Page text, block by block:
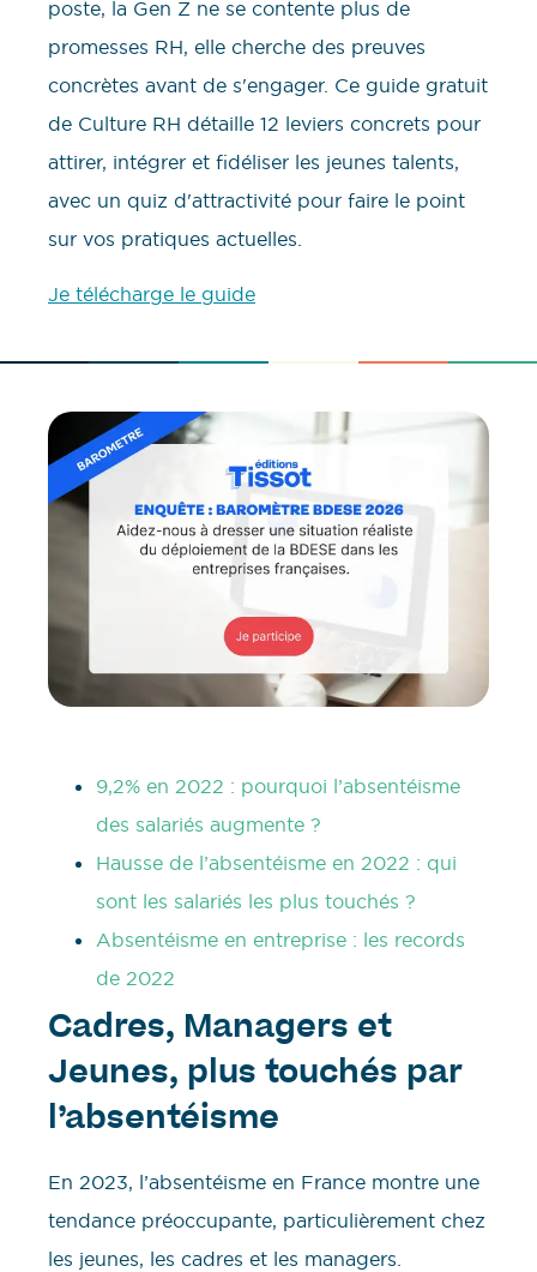
poste, la Gen Z ne se contente plus de
promesses RH, elle cherche des preuves
concrètes avant de s'engager. Ce guide gratuit
de Culture RH détaille 12 leviers concrets pour
attirer, intégrer et fidéliser les jeunes talents,
avec un quiz d'attractivité pour faire le point
sur vos pratiques actuelles.
Je télécharge le guide
9,2% en 2022 : pourquoi l’absentéisme
des salariés augmente ?
Hausse de l’absentéisme en 2022 : qui
sont les salariés les plus touchés ?
Absentéisme en entreprise : les records
de 2022
Cadres, Managers et
Jeunes, plus touchés par
l’absentéisme
En 2023, l’absentéisme en France montre une
tendance préoccupante, particulièrement chez
les jeunes, les cadres et les managers.